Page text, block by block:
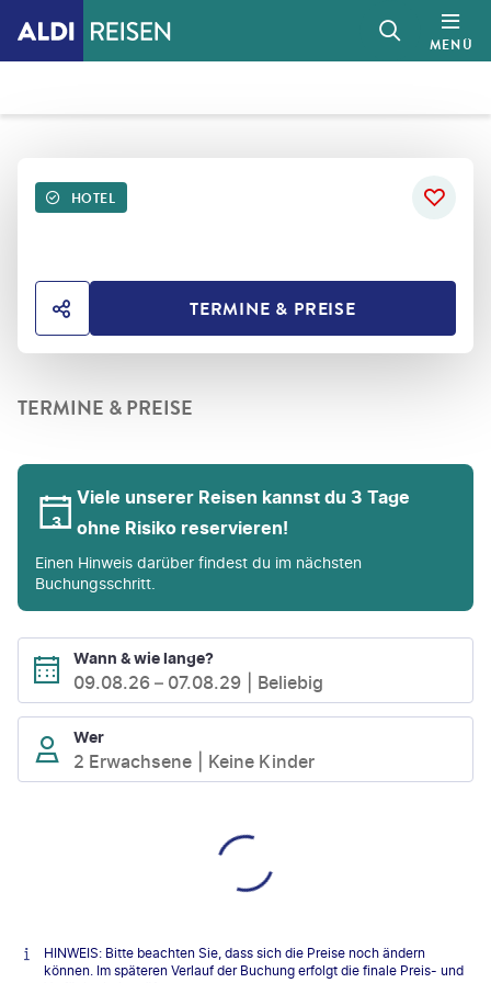
MENÜ
HOTEL
HOTEL TEILENTERMINE & PREISE
TERMINE & PREISE
Viele unserer Reisen kannst du 3 Tage
ohne Risiko reservieren!
Einen Hinweis darüber findest du im nächsten
Buchungsschritt.
Wann & wie lange?
09.08.26 – 07.08.29 Beliebig
Wer
2 Erwachsene Keine Kinder
HINWEIS: Bitte beachten Sie, dass sich die Preise noch ändern
können. Im späteren Verlauf der Buchung erfolgt die finale Preis- und